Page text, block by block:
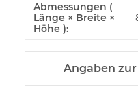
Produkteigenschaft
Wert
Abmessungen (
Länge × Breite ×
Höhe ):
Angaben